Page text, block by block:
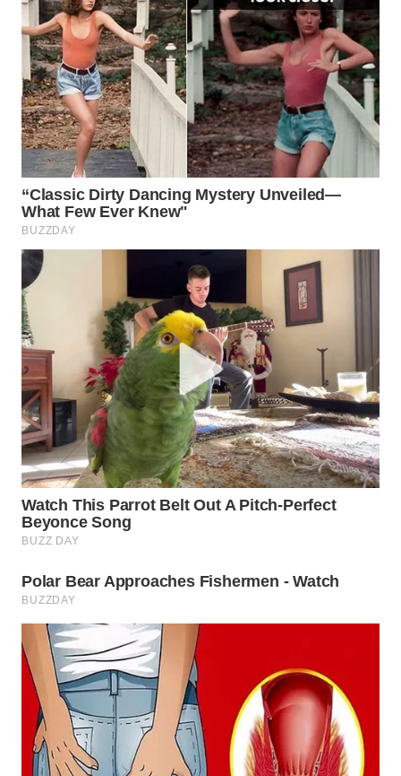
WN
CIANJUR
WN
KEPULAUAN
SERIBU
WN
TANGERANG
WN
BINJAI
WN
INDRAMAYU
WN
KUNINGAN
WN
MAJALENGKA
WN
SUBANG
WN
SUKABUMI
WN
PURWAKARTA